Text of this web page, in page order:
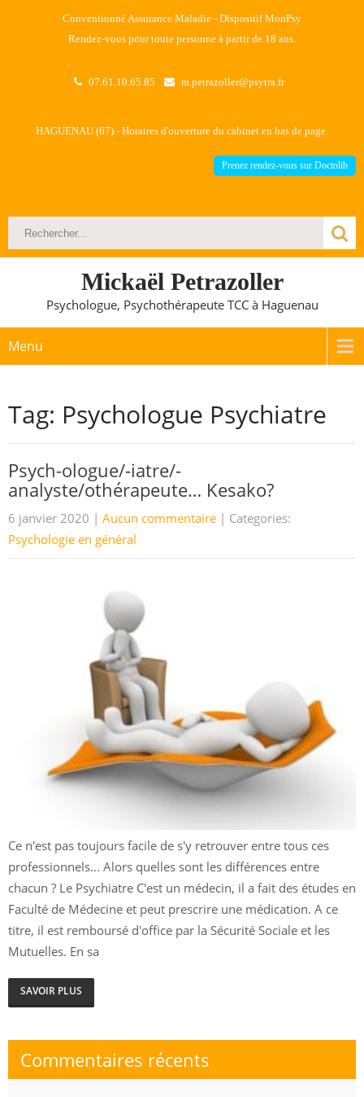
Conventionné Assurance Maladie - Dispositif MonPsy
Rendez-vous pour toute personne à partir de 18 ans.
07.61.10.65.85 m.petrazoller@psytra.fr
HAGUENAU (67) - Horaires d'ouverture du cabinet en bas de page.
Prenez rendez-vous sur Doctolib
Mickaël Petrazoller
Psychologue, Psychothérapeute TCC à Haguenau
Menu
Tag: Psychologue Psychiatre
Psych-ologue/-iatre/-
analyste/othérapeute… Kesako?
6 janvier 2020 | Aucun commentaire | Categories:
Psychologie en général
Ce n'est pas toujours facile de s'y retrouver entre tous ces
professionnels... Alors quelles sont les différences entre
chacun ? Le Psychiatre C'est un médecin, il a fait des études en
Faculté de Médecine et peut prescrire une médication. A ce
titre, il est remboursé d'office par la Sécurité Sociale et les
Mutuelles. En sa
SAVOIR PLUS
Commentaires récents